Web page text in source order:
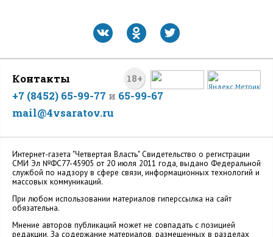
18+
Контакты
+7 (8452) 65-99-77 и 65-99-67
mail@4vsaratov.ru
Интернет-газета "Четвертая Власть" Cвидетельство о регистрации
СМИ Эл №ФС77-45905 от 20 июля 2011 года, выдано Федеральной
службой по надзору в сфере связи, информационных технологий и
массовых коммуникаций.
При любом использовании материалов гиперссылка на сайт
обязательна.
Мнение авторов публикаций может не совпадать с позицией
редакции. За содержание материалов, размещенных в разделах